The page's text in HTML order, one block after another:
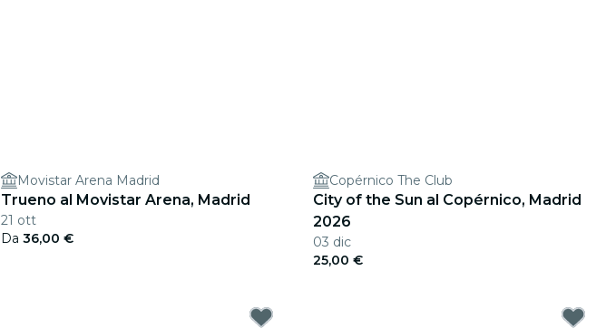
Movistar Arena Madrid
Trueno al Movistar Arena, Madrid
21 ott
Da 36,00 €
Copérnico The Club
City of the Sun al Copérnico, Madrid
2026
03 dic
25,00 €